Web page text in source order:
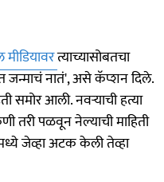
त्याच्यासोबतचा
जन्माचं नातं', असे कॅप्शन दिले.
समोर आली. नवऱ्याची हत्या
तरी पळवून नेल्याची माहिती
जेव्हा अटक केली तेव्हा